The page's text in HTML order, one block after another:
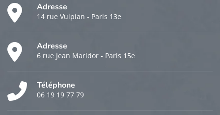
Adresse
14 rue Vulpian - Paris 13e
Adresse
6 rue Jean Maridor - Paris 15e
Téléphone
06 19 19 77 79